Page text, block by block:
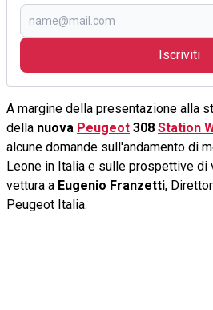
Iscriviti
A margine della presentazione alla
della nuova Peugeot 308 Station
alcune domande sull'andamento di
Leone in Italia e sulle prospettive di
vettura a Eugenio Franzetti,
Peugeot Italia.